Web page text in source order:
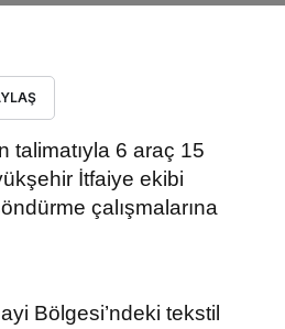
talimatıyla 6 araç 15
İtfaiye ekibi
çalışmalarına
Bölgesi’ndeki tekstil